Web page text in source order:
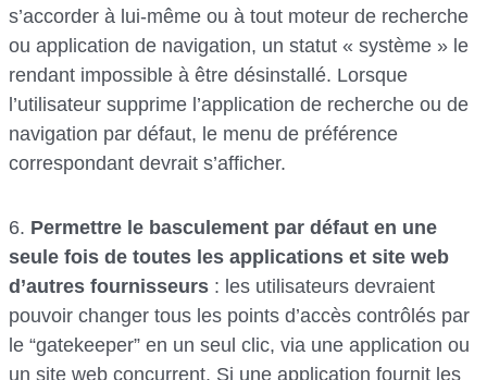
s’accorder à lui-même ou à tout moteur de recherche
ou application de navigation, un statut « système » le
rendant impossible à être désinstallé. Lorsque
l’utilisateur supprime l’application de recherche ou de
navigation par défaut, le menu de préférence
correspondant devrait s’afficher.
6. Permettre le basculement par défaut en une
seule fois de toutes les applications et site web
d’autres fournisseurs : les utilisateurs devraient
pouvoir changer tous les points d’accès contrôlés par
le “gatekeeper” en un seul clic, via une application ou
un site web concurrent. Si une application fournit les